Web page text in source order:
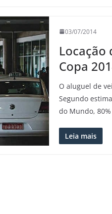
03/07/2014
Locação
Copa
O aluguel de
Segundo
do Mundo,
Leia mais